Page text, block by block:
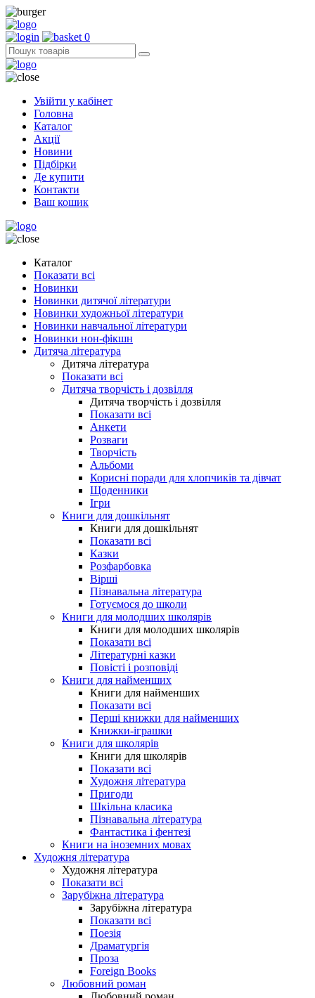
0
Увійти у кабінет
Головна
Каталог
Акції
Новини
Підбірки
Де купити
Контакти
Ваш кошик
Каталог
Показати всі
Новинки
Новинки дитячої літератури
Новинки художньої літератури
Новинки навчальної літератури
Новинки нон-фікшн
Дитяча література
Дитяча література
Показати всі
Дитяча творчість і дозвілля
Дитяча творчість і дозвілля
Показати всі
Анкети
Розваги
Творчість
Альбоми
Корисні поради для хлопчиків та дівчат
Щоденники
Ігри
Книги для дошкільнят
Книги для дошкільнят
Показати всі
Казки
Розфарбовка
Вірші
Пізнавальна література
Готуємося до школи
Книги для молодших школярів
Книги для молодших школярів
Показати всі
Літературні казки
Повісті і розповіді
Книги для найменших
Книги для найменших
Показати всі
Перші книжки для найменших
Книжки-іграшки
Книги для школярів
Книги для школярів
Показати всі
Художня література
Пригоди
Шкільна класика
Пізнавальна література
Фантастика і фентезі
Книги на іноземних мовах
Художня література
Художня література
Показати всі
Зарубіжна література
Зарубіжна література
Показати всі
Поезія
Драматургія
Проза
Foreign Books
Любовний роман